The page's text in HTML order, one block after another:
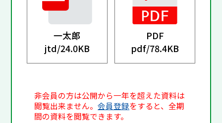
一太郎
jtd/24.0KB
PDF
pdf/78.4KB
非会員の方は公開から一年を超えた資料は
閲覧出来ません。会員登録をすると、全期
間の資料を閲覧できます。